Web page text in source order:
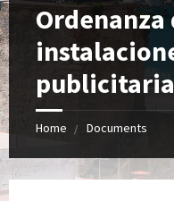
Ordenanza
Home Documents